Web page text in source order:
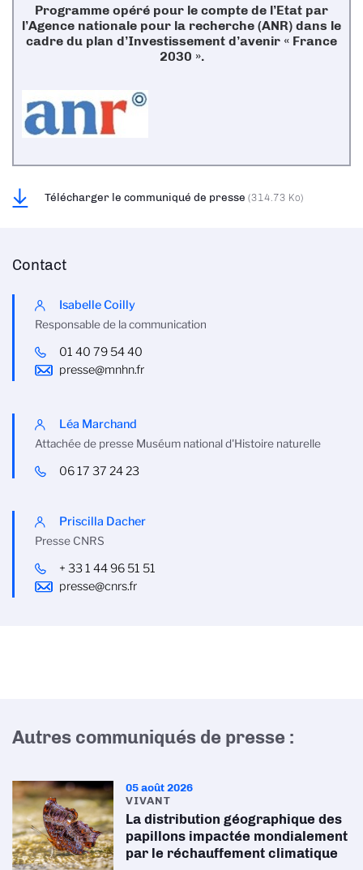
Programme opéré pour le compte de l’Etat par
l’Agence nationale pour la recherche (ANR) dans le
cadre du plan d’Investissement d’avenir « France
2030 ».
Télécharger le communiqué de presse (314.73 Ko)
Contact
Isabelle Coilly
Responsable de la communication
01 40 79 54 40
presse@mnhn.fr
Léa Marchand
Attachée de presse Muséum national d'Histoire naturelle
06 17 37 24 23
Priscilla Dacher
Presse CNRS
+ 33 1 44 96 51 51
presse@cnrs.fr
Autres communiqués de presse :
05 août 2026
VIVANT
La distribution géographique des
papillons impactée mondialement
par le réchauffement climatique